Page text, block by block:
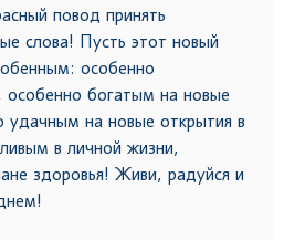
повод принять
слова! Пусть этот новый
особенно
особенно богатым на новые
удачным на новые открытия в
в личной жизни,
здоровья! Живи, радуйся и